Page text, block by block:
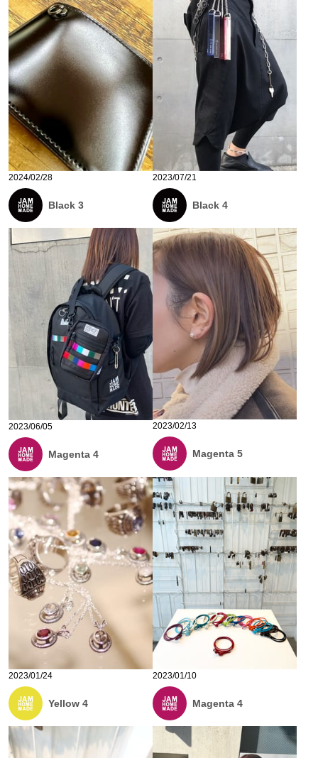
2024/02/28
Black 3
2023/07/21
Black 4
2023/06/05
Magenta 4
2023/02/13
Magenta 5
2023/01/24
Yellow 4
2023/01/10
Magenta 4